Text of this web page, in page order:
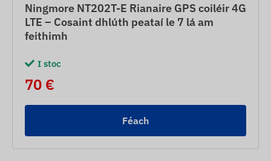
Ningmore NT202T-E Rianaire GPS coiléir 4G
LTE – Cosaint dhlúth peataí le 7 lá am
feithimh
I stoc
70 €
Féach